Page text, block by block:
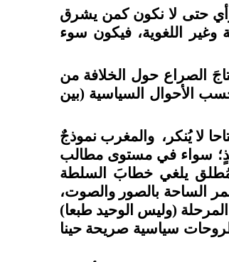
حتى لا نكون كمن يشرق
وغير اللغوية، فيكون سوء
الصراع حول الخلافة من
الأحوال السياسية (بين
لا يُنكر، والمغرب نموذجٌ
سواء في مستوى مطالب
مُطلق يلغي خطابَ السلطة
الساحة بالصور والصوت،
(وليس الوحيد طبعا)
سياسية صريحة حينا